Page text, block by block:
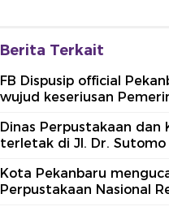
Berita Terkait
FB Dispusip official
wujud keseriusan
Dinas Perpustakaan dan
terletak di Jl. Dr. Sutomo
Kota Pekanbaru
Perpustakaan Nasional